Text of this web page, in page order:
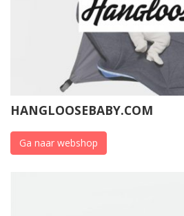
HANGLOOSEBABY.COM
Ga naar webshop